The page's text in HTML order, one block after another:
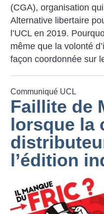
(CGA), organisation
Alternative libertaire
l’UCL en 2019.
même que la volonté
façon coordonnée sur
Communiqué UCL
Faillite de
lorsque la
l’édition